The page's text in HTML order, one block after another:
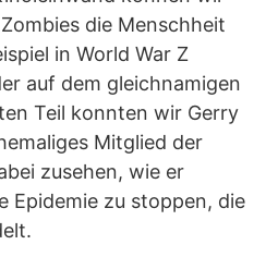
die Menschheit
in World War Z
auf dem gleichnamigen
Teil konnten wir Gerry
Mitglied der
zusehen, wie er
Epidemie zu stoppen, die